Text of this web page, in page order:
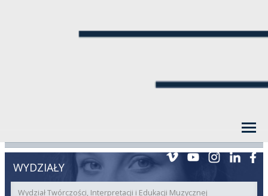
WYDZIAŁY
Wydział Twórczości, Interpretacji i Edukacji Muzycznej